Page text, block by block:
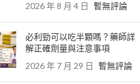
2026 年 8 月 4 日 暫無評論
必利勁可以吃半顆嗎？藥師詳
解正確劑量與注意事項
2026 年 7 月 29 日 暫無評論